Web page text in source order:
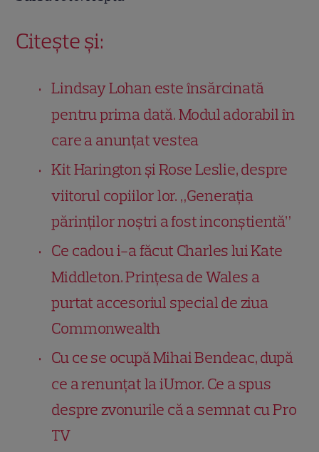
Citește și:
Lindsay Lohan este însărcinată
pentru prima dată. Modul adorabil în
care a anunțat vestea
Kit Harington și Rose Leslie, despre
viitorul copiilor lor. „Generația
părinților noștri a fost inconștientă”
Ce cadou i-a făcut Charles lui Kate
Middleton. Prințesa de Wales a
purtat accesoriul special de ziua
Commonwealth
Cu ce se ocupă Mihai Bendeac, după
ce a renunțat la iUmor. Ce a spus
despre zvonurile că a semnat cu Pro
TV